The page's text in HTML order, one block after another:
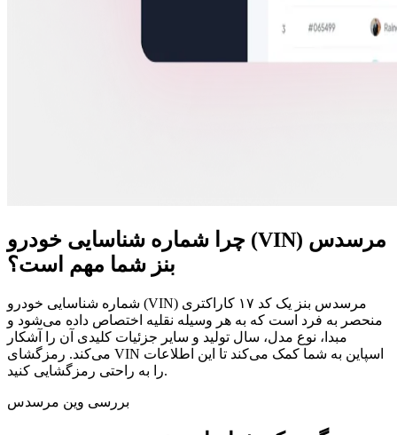
چرا شماره شناسایی خودرو (VIN) مرسدس
بنز شما مهم است؟
شماره شناسایی خودرو (VIN) مرسدس بنز یک کد ۱۷ کاراکتری
منحصر به فرد است که به هر وسیله نقلیه اختصاص داده می‌شود و
مبدا، نوع مدل، سال تولید و سایر جزئیات کلیدی آن را آشکار
می‌کند. رمزگشای VIN اسپاین به شما کمک می‌کند تا این اطلاعات
را به راحتی رمزگشایی کنید.
بررسی وین مرسدس